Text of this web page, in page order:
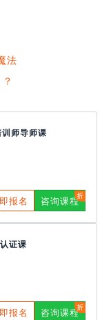
法
师导师课
报名 咨询课程
证课
报名 咨询课程